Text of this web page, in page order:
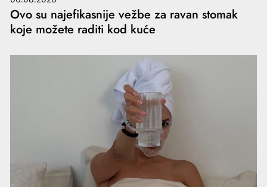
Ovo su najefikasnije vežbe za ravan stomak
koje možete raditi kod kuće